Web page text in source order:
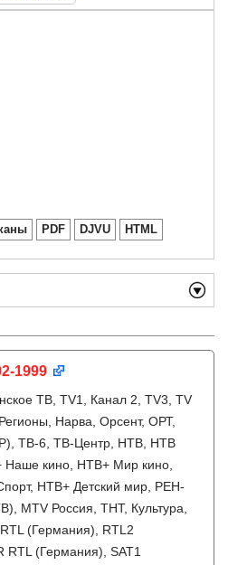
PDF DJVU HTML
1999
ТВ, TV1, Канал 2, TV3, TV
Нарва, Орсент, ОРТ,
ТВ-6, ТВ-Центр, НТВ, НТВ
кино, НТВ+ Мир кино,
НТВ+ Детский мир, РЕН-
MTV Россия, ТНТ, Культура,
(Германия), RTL2
RTL (Германия), SAT1